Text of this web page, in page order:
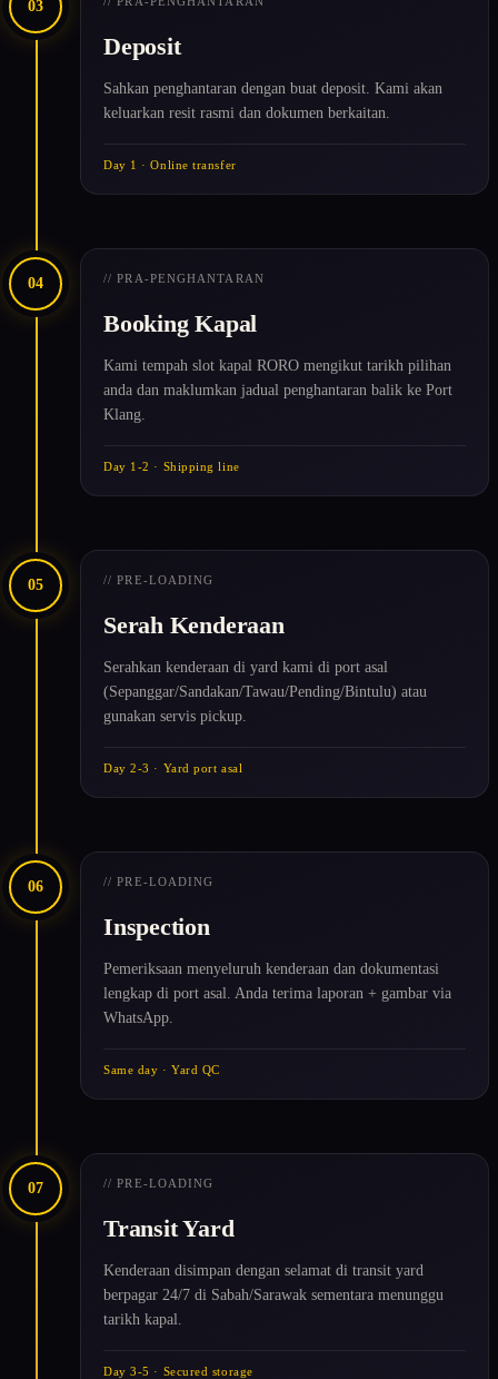
03
Deposit
Sahkan penghantaran dengan buat deposit. Kami akan
keluarkan resit rasmi dan dokumen berkaitan.
Day 1 · Online transfer
04 // PRA-PENGHANTARAN
Booking Kapal
Kami tempah slot kapal RORO mengikut tarikh pilihan
anda dan maklumkan jadual penghantaran balik ke Port
Klang.
Day 1-2 · Shipping line
05 // PRE-LOADING
Serah Kenderaan
Serahkan kenderaan di yard kami di port asal
(Sepanggar/Sandakan/Tawau/Pending/Bintulu) atau
gunakan servis pickup.
Day 2-3 · Yard port asal
06 // PRE-LOADING
Inspection
Pemeriksaan menyeluruh kenderaan dan dokumentasi
lengkap di port asal. Anda terima laporan + gambar via
WhatsApp.
Same day · Yard QC
07 // PRE-LOADING
Transit Yard
Kenderaan disimpan dengan selamat di transit yard
berpagar 24/7 di Sabah/Sarawak sementara menunggu
tarikh kapal.
Day 3-5 · Secured storage